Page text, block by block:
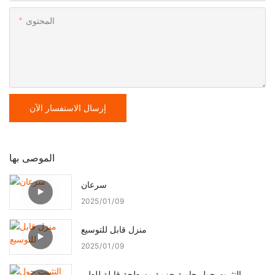
المحتوى
إرسال الاستفسار الآن
الموصى بها
سرعان
2025 01 09
منزل قابل للتوسيع
2025 01 09